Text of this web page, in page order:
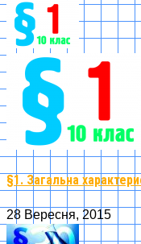
§1. Загальна
28 Вересня, 2015